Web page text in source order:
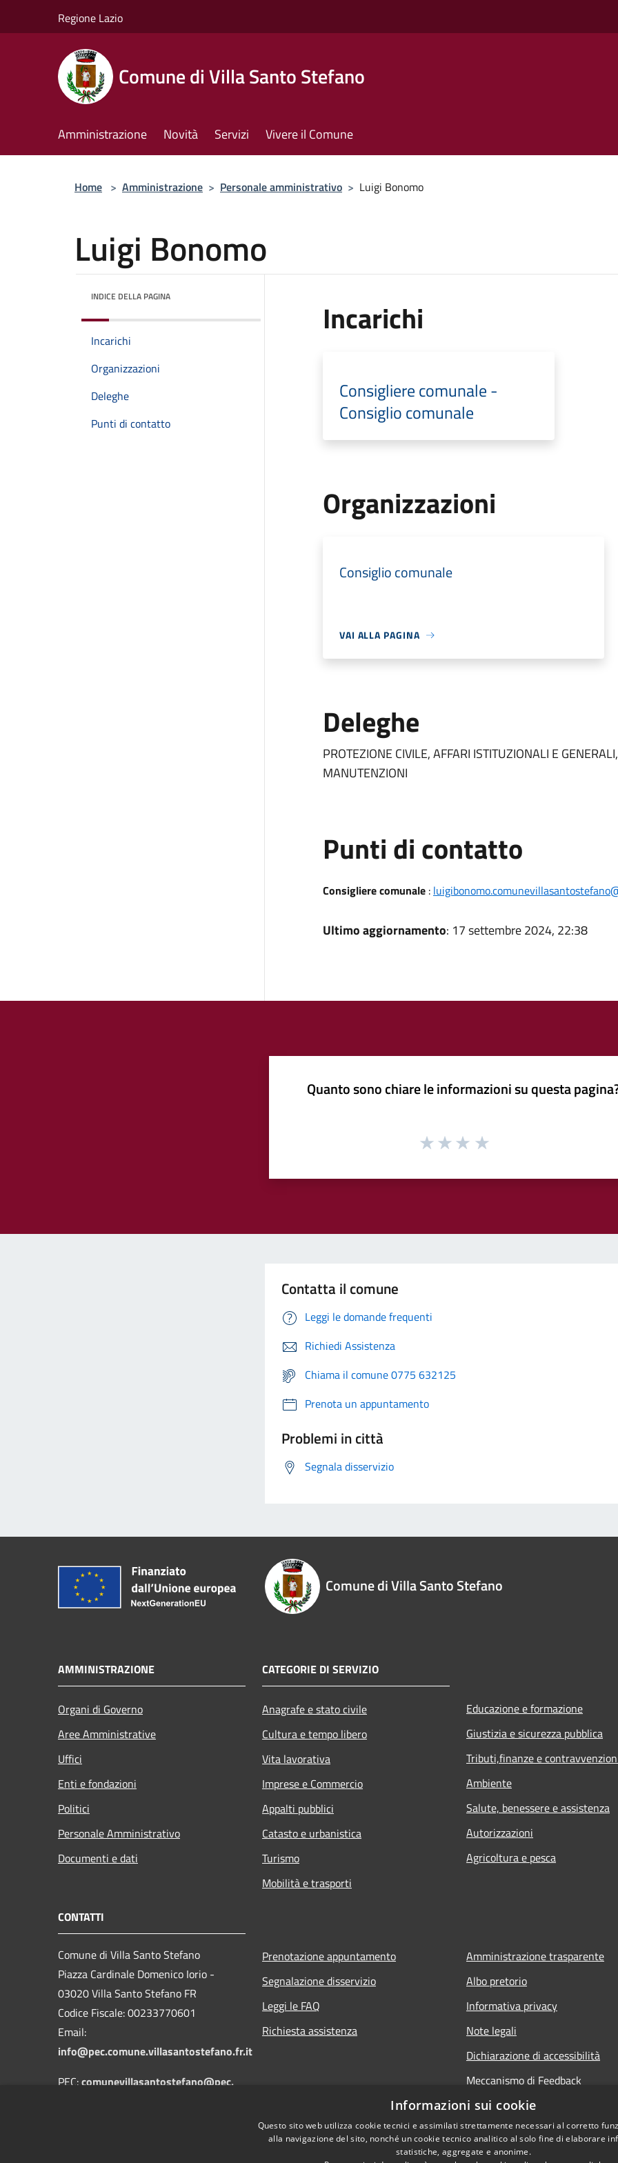
Regione Lazio
Comune di Villa Santo Stefano
Amministrazione Novità Servizi Vivere il Comune
Home > Amministrazione > Personale amministrativo > Luigi Bonomo
Luigi Bonomo
INDICE DELLA PAGINA
Incarichi
Organizzazioni
Deleghe
Punti di contatto
Incarichi
Consigliere comunale -
Consiglio comunale
Organizzazioni
Consiglio comunale
VAI ALLA PAGINA
Deleghe
PROTEZIONE CIVILE,AFFARI ISTITUZIONALI E
MANUTENZIONI
Punti di contatto
Consigliere comunale:
Ultimo aggiornamento: 17 settembre 2024, 22:38
Quanto sono chiare le informazioni su questa
Contatta il comune
Leggi le domande frequenti
Richiedi Assistenza
Chiama il comune 0775 632125
Prenota un appuntamento
Problemi in città
Segnala disservizio
Comune di Villa Santo Stefano
AMMINISTRAZIONE
Organi di Governo
Aree Amministrative
Uffici
Enti e fondazioni
Politici
Personale Amministrativo
Documenti e dati
CATEGORIE DI SERVIZIO
Anagrafe e stato civile
Cultura e tempo libero
Vita lavorativa
Imprese e Commercio
Appalti pubblici
Catasto e urbanistica
Turismo
Mobilità e trasporti
Educazione e formazione
Giustizia e sicurezza pubblica
Tributi,finanze e
Ambiente
Salute, benessere e assistenza
Autorizzazioni
Agricoltura e pesca
CONTATTI
Comune di Villa Santo Stefano
Piazza Cardinale Domenico Iorio -
03020 Villa Santo Stefano FR
Codice Fiscale: 00233770601
Email:
info@pec.comune.villasantostefano.fr.it
PEC:comunevillasantostefano@pec.
Prenotazione appuntamento
Segnalazione disservizio
Leggi le FAQ
Richiesta assistenza
Amministrazione trasparente
Albo pretorio
Informativa privacy
Note legali
Dichiarazione di accessibilità
Meccanismo di Feedback
Informazioni sui cookie
Questo sito web utilizza cookie tecnici e assimilati strettamente necessari al corretto
alla navigazione del sito, nonché un cookie tecnico analitico al solo fine di elaborare
statistiche, aggregate e anonime.